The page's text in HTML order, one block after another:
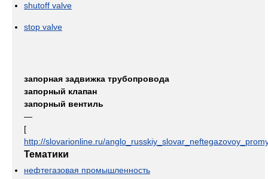
shutoff valve
stop valve
запорная задвижка трубопровода
запорный клапан
запорный вентиль
—
[
http://slovarionline.ru/
Тематики
нефтегазовая промышленность